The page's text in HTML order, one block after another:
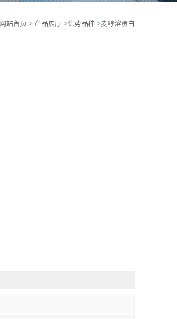
网站首页 > 产品展厅 >优势品种 >麦醇溶蛋白